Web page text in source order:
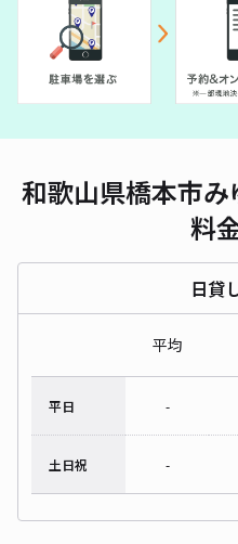
和歌山県橋本市
料
日貸
平均
平日 -
土日祝 -